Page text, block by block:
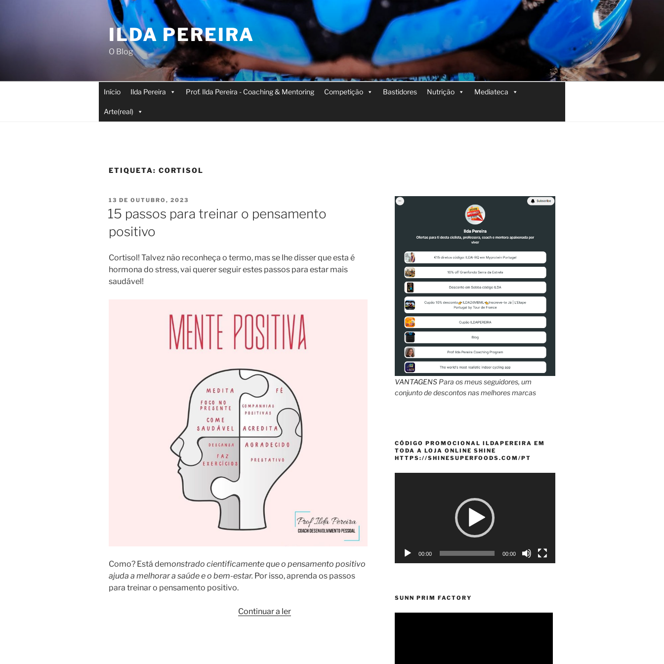
ILDA PEREIRA
O Blog
Início Ilda Pereira Prof. Ilda Pereira - Coaching & Mentoring Competição Bastidores Nutrição Mediateca
Arte(real)
ETIQUETA: CORTISOL
PUBLICADO
EM
13 DE OUTUBRO, 2023
15 passos para treinar o pensamento
positivo
Cortisol! Talvez não reconheça o termo, mas se lhe disser que esta é
hormona do stress, vai querer seguir estes passos para estar mais
saudável!
Como? Está demonstrado cientificamente que o pensamento positivo
ajuda a melhorar a saúde e o bem-estar. Por isso, aprenda os passos
para treinar o pensamento positivo.
Continuar a ler“15
VANTAGENSPara os meus seguidores, um
conjunto de descontos nas melhores marcas
CÓDIGO PROMOCIONAL ILDAPEREIRA EM
TODA A LOJA ONLINE SHINE
HTTPS://SHINESUPERFOODS.COM/PT
00:00 00:00
SUNN PRIM FACTORY